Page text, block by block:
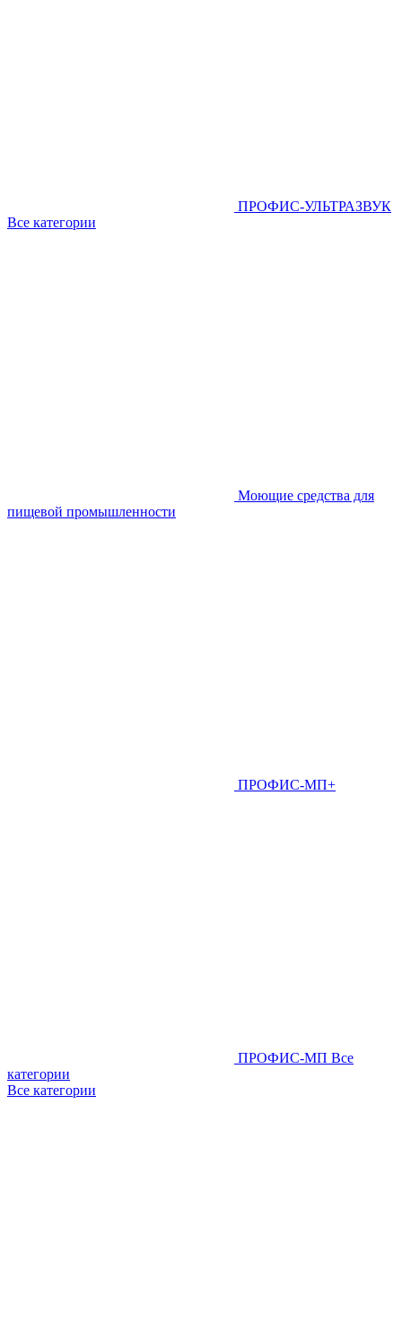
ПРОФИС-УЛЬТРАЗВУК
Все категории
Моющие средства для
пищевой промышленности
ПРОФИС-МП+
ПРОФИС-МП Все
категории
Все категории